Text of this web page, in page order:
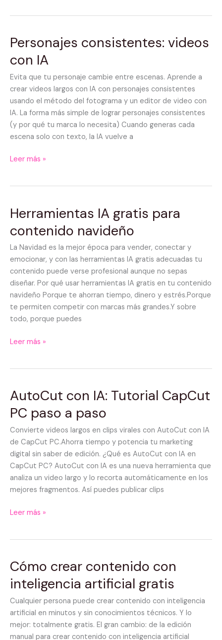
Personajes consistentes: videos
con IA
Evita que tu personaje cambie entre escenas. Aprende a
crear videos largos con IA con personajes consistentes
usando el método del fotograma y un editor de video con
IA. La forma más simple de lograr personajes consistentes
(y por qué tu marca lo necesita) Cuando generas cada
escena solo con texto, la IA vuelve a
Personajes
videos
con
IA
Leer más »
Herramientas IA gratis para
contenido navideño
La Navidad es la mejor época para vender, conectar y
emocionar, y con las herramientas IA gratis adecuadas tu
contenido puede verse profesional aunque no sepas
diseñar. Por qué usar herramientas IA gratis en tu contenido
navideño Porque te ahorran tiempo, dinero y estrés.Porque
te permiten competir con marcas más grandes.Y sobre
todo, porque puedes
Herramientas
gratis
para
contenido
navideño
Leer más »
AutoCut con IA: Tutorial CapCut
PC paso a paso
Convierte videos largos en clips virales con AutoCut con IA
de CapCut PC.Ahorra tiempo y potencia tu marketing
digital sin saber de edición. ¿Qué es AutoCut con IA en
CapCut PC? AutoCut con IA es una nueva herramienta que
analiza un video largo y lo recorta automáticamente en los
mejores fragmentos. Así puedes publicar clips
AutoCut
IA:
Tutorial
CapCut
PC
paso
a
paso
Leer más »
Cómo crear contenido con
inteligencia artificial gratis
Cualquier persona puede crear contenido con inteligencia
artificial en minutos y sin conocimientos técnicos. Y lo
mejor: totalmente gratis. El gran cambio: de la edición
manual para crear contenido con inteligencia artificial
Cómo
contenido
con
inteligencia
artificial
gratis